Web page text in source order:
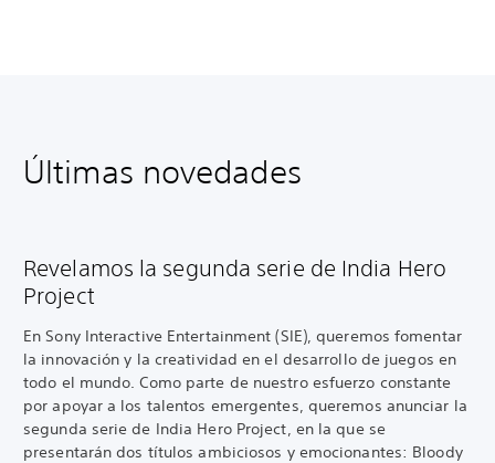
Últimas novedades
Revelamos la segunda serie de India Hero
Project
En Sony Interactive Entertainment (SIE), queremos fomentar
la innovación y la creatividad en el desarrollo de juegos en
todo el mundo. Como parte de nuestro esfuerzo constante
por apoyar a los talentos emergentes, queremos anunciar la
segunda serie de India Hero Project, en la que se
presentarán dos títulos ambiciosos y emocionantes: Bloody